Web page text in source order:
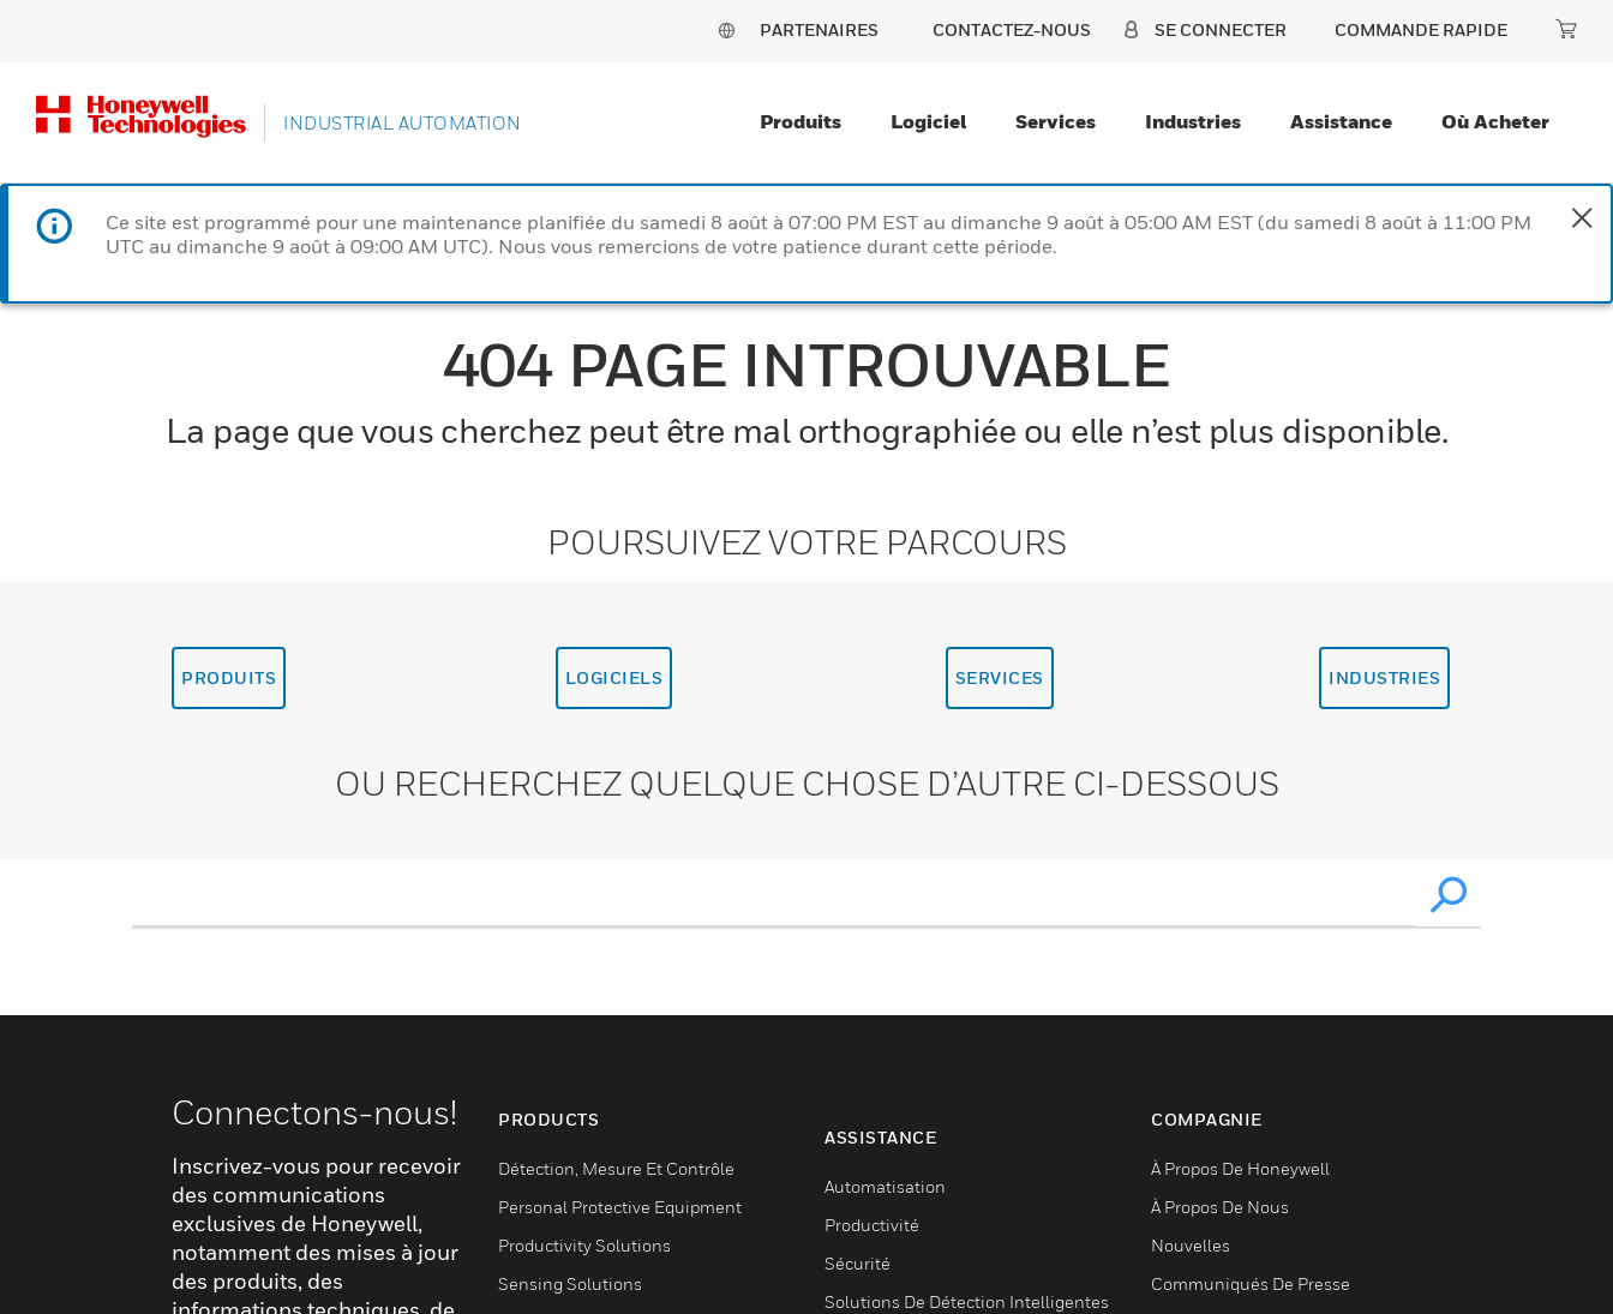
PARTENAIRES CONTACTEZ-NOUS SE CONNECTER COMMANDE RAPIDE
INDUSTRIAL AUTOMATION Produits Logiciel Services Industries Assistance Où Acheter
Ce site est programmé pour une maintenance planifiée du samedi 8 août à 07:00 PM EST au dimanche 9 août à 05:00 AM EST (du samedi 8 août à 11:00 PM
UTC au dimanche 9 août à 09:00 AM UTC). Nous vous remercions de votre patience durant cette période.
404 PAGE INTROUVABLE
La page que vous cherchez peut être mal orthographiée ou elle n’est plus disponible.
POURSUIVEZ VOTRE PARCOURS
PRODUITS LOGICIELS SERVICES INDUSTRIES
OU RECHERCHEZ QUELQUE CHOSE D’AUTRE CI-DESSOUS
Connectons-nous!
Inscrivez-vous pour recevoir
des communications
exclusives de Honeywell,
notamment des mises à jour
des produits, des
PRODUCTS
Détection, Mesure Et Contrôle
Personal Protective Equipment
Productivity Solutions
Sensing Solutions
ASSISTANCE
Automatisation
Productivité
Sécurité
Solutions De Détection Intelligentes
COMPAGNIE
À Propos De Honeywell
À Propos De Nous
Nouvelles
Communiqués De Presse